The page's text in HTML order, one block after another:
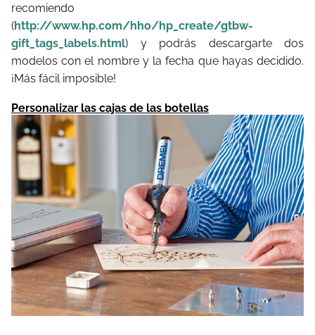
recomiendo
(http://www.hp.com/hho/hp_create/gtbw-
gift_tags_labels.html) y podrás descargarte dos
modelos con el nombre y la fecha que hayas decidido.
¡Más fácil imposible!
Personalizar las cajas de las botellas